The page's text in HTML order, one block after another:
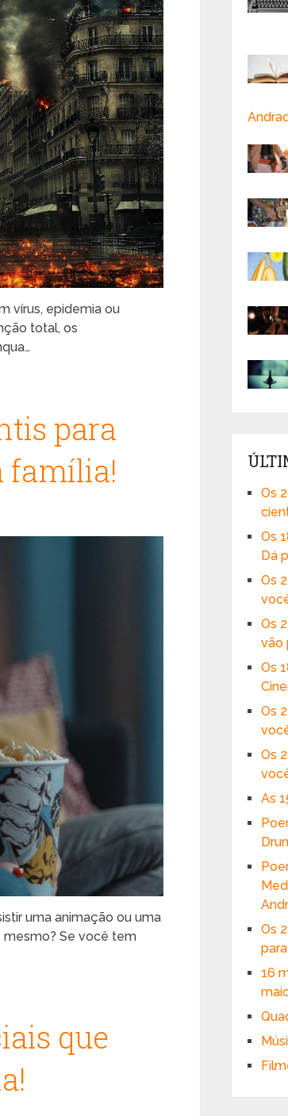
vírus, epidemia ou
total, os
para
família!
uma animação ou uma
mesmo? Se você tem
que
Os
Os
Dá
Os
Os
vão
Os
Os
Os
As
Os
16